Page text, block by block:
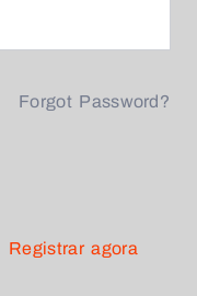
Forgot Password?
Registrar agora